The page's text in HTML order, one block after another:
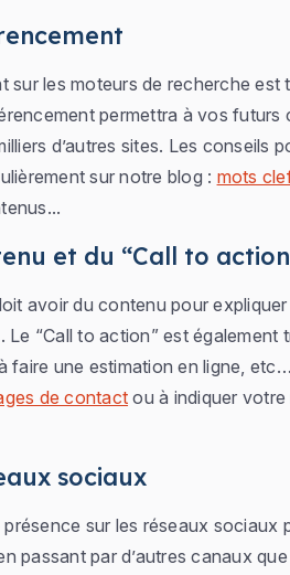
sur les moteurs de recherche
permettra à vos
d’autres sites. Les
sur notre blog : mots
et du “Call to
avoir du contenu pour
Le “Call to action” est également
faire une estimation en ligne,
de contactou à indiquer
sociaux
sur les réseaux
passant par d’autres canaux